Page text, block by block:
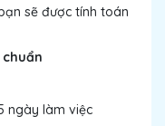
sẽ được tính toán
ngày làm việc